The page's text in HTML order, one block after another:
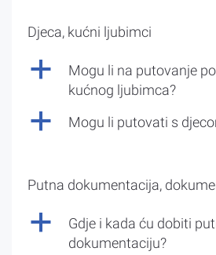
Djeca, kućni ljubimci
a
Mogu li na putovanje
kućnog ljubimca?
a Mogu li putovati s
Putna dokumentacija,
a
Gdje i kada ću dobiti
dokumentaciju?